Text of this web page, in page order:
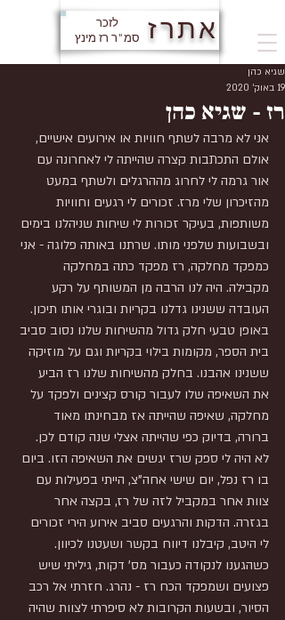
לזכר
סמ"ר רז מינץ
אתרז
רז - שגיא כהן
שגיא כהן
19 באוק׳ 2020
אני לא מרבה לשתף חוויות או אירועים אישיים,
אולם התכתבות קצרה שהייתה לי לאחרונה עם
אור גרמה לי לחרוג מההרגלים ולשתף במעט
מהזיכרון שלי מרז. זכורים לי רגעים וחוויות
משותפות, בעיקר זכורות לי שיחות שניהלנו בימים
ובשבועות שלפני מותו. שרתנו באותה פלוגה - אני
כמפקד מחלקה, רז מפקד כתה במחלקה
מקבילה. היה לנו הרבה מן המשותף על רקע
העובדה ששנינו גדלנו בקריות ובוגרי אותו תיכון.
באופן טבעי חלק גדול מהשיחות שלנו נסוב סביב
בית הספר, מקומות בילוי בקריות וגם על מוזיקה
ששנינו אהבנו. בחלק מהשיחות שלנו רז הביע
את השאיפה שלו לעבור קורס קצינים ולפקד על
מחלקה, שאיפה שהייתה אז מבחינתו מאוד
ברורה, בדיוק כפי שהייתה אצלי שנה קודם לכן.
לא היה לי ספק שרז יגשים את השאיפה הזו. ביום
בו רז נפל, יום שישי אחה"צ, הייתי בפעילות עם
צוות אחר במקביל לזה של רז, בקצה אחר
בגזרה. הדקות והרגעים סביב אירוע הירי זכורים
לי היטב, קיבלנו דיווח בקשר ושעטנו לכיוון.
כשהגענו לנקודה כעבור מס' דקות, גיליתי שיש
פצועים ושמפקד הכח רז - נהרג. חזרתי אל רכב
הסיור, ובשעות הקרובות לא סיפרתי לצוות שהיה